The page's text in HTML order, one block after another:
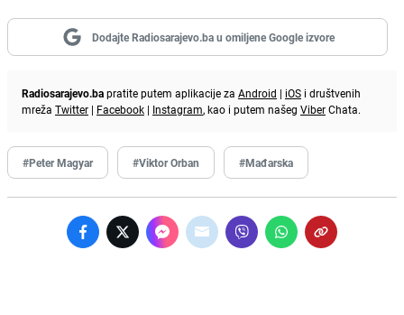
Dodajte Radiosarajevo.ba u omiljene Google izvore
Radiosarajevo.bapratite putem aplikacije za Android | iOS i društvenih
mreža Twitter | Facebook | Instagram, kao i putem našeg ViberChata.
#Peter Magyar #Viktor Orban #Mađarska